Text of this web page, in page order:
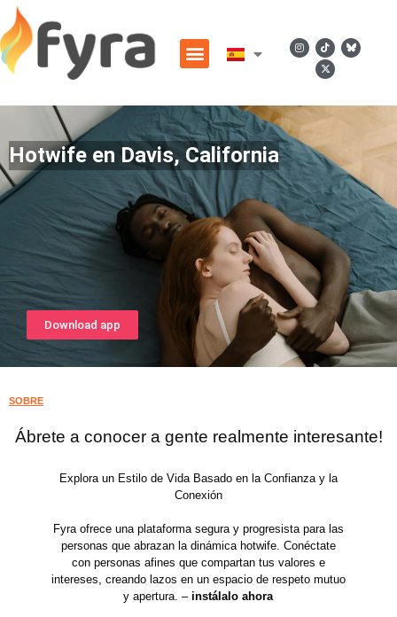
Hotwife en Davis, California
Download app
SOBRE
Ábrete a conocer a gente realmente interesante!
Explora un Estilo de Vida Basado en la Confianza y la
Conexión
Fyra ofrece una plataforma segura y progresista para las
personas que abrazan la dinámica hotwife. Conéctate
con personas afines que compartan tus valores e
intereses, creando lazos en un espacio de respeto mutuo
y apertura. –instálalo ahora